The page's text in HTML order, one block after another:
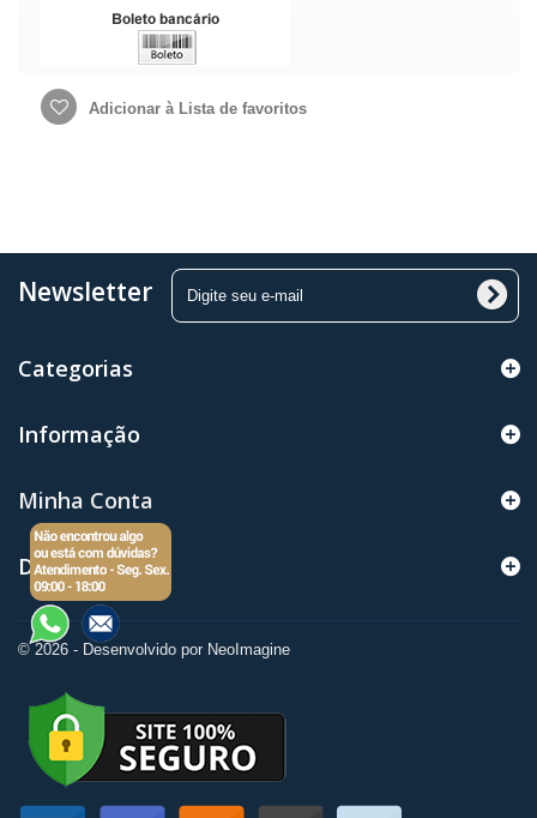
Adicionar à Lista de favoritos
Newsletter
Categorias
Informação
© 2026 - Desenvolvido por NeoImagine
Minha Conta
Dados da loja